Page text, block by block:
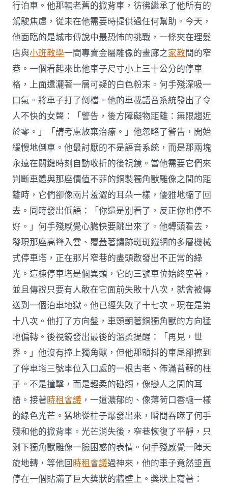
行泊車。他那輛老舊的掀背車，彷彿繼承了他所有的
駕駛焦慮，從未在他需要時提供過任何幫助。今天，
他面臨的是城市傳說中最恐怖的挑戰，一條夾在理髮
店與小班教學一間專賣金屬雕像的畫廊之家教間的窄
巷。一個看起來比他車子尺寸小上三十公分的停車
格，上面還灑著一層可疑的白色粉末。何手殘深吸一
口氣。將車子打了倒檔。他的車載語音系統發出了令
人不快的女聲：「警告，後方障礙物距離：無限趨近
於零。」「請考慮放棄治療。」他忽略了警告，開始
緩慢地倒車。他最討厭的不是語音系統，而是那兩塊
永遠在關鍵時刻自動收折的後視鏡。當他需要它們來
判斷車體與那座價值不菲的銅製獨角獸雕像之間的距
離時，它們卻像兩片羞澀的耳朵一樣，優雅地縮了回
去。同時發出低語：「你還是別看了，反正你也停不
好。」何手殘感覺心臟快要跳出來了。他轉頭看去，
發現那座高聳入雲、覆蓋著鏽跡斑斑鐵網的多層機械
式停車塔，正在那片窄巷的盡頭散發出不正常的綠
光。這棟停車塔是個異類，它的三號車位始終空著，
並且傳說只要有人敢在它面前失敗十八次，就會被傳
送到一個泊車地獄。他已經失敗了十七次。現在是第
十八次。他打了方向盤，車頭朝著銅獨角獸的方向猛
地偏轉。後視鏡發出最後的溫柔提醒：「再見，世
界。」他沒有撞上獨角獸，但他那顫抖的車尾卻擦到
了停車塔三號車位入口處的一根古老、佈滿苔蘚的柱
子。不是撞擊，而是輕柔的碰觸，像戀人之間的耳
語。接著時租會議 ，一道濃郁的、像薄荷口香糖一樣
的綠色光芒。猛地從柱子爆發出來，瞬間吞噬了何手
殘和他的掀背車。光芒消失後，窄巷恢復了平靜，只
剩下獨角獸雕像一臉困惑的表情。何手殘感覺一陣天
旋地轉，等他回時租會議過神來，他的車子竟然垂直
停在一個貼滿了巨大獎狀的牆壁上。獎狀上寫著：